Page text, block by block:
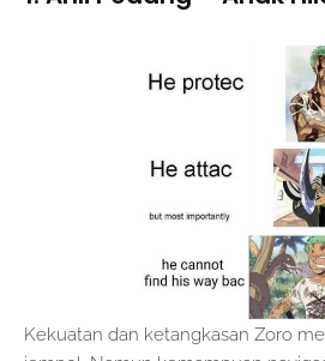
Kekuatan dan ketangkasan Zoro